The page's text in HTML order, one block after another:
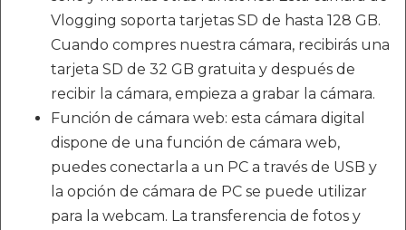
Vlogging soporta tarjetas SD de hasta 128 GB.
Cuando compres nuestra cámara, recibirás una
tarjeta SD de 32 GB gratuita y después de
recibir la cámara, empieza a grabar la cámara.
Función de cámara web: esta cámara digital
dispone de una función de cámara web,
puedes conectarla a un PC a través de USB y
la opción de cámara de PC se puede utilizar
para la webcam. La transferencia de fotos y